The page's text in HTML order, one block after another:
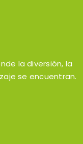
la diversión, la
se encuentran.